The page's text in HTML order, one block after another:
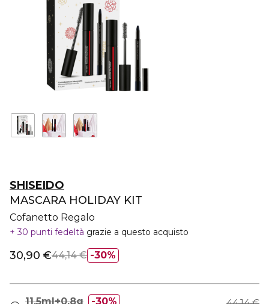
SHISEIDO
MASCARA HOLIDAY KIT
Cofanetto Regalo
30 punti fedeltà grazie a questo acquisto
30%
30,90 €44,14 €
11,5ml+0,8g 30%